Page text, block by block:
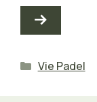
Catégories
Vie Padel